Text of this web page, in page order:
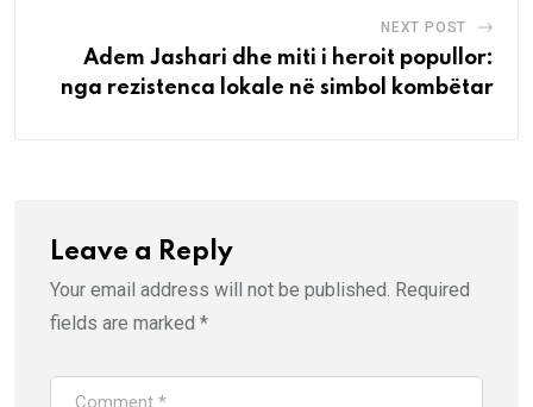
NEXT POST
Adem Jashari dhe miti i heroit popullor:
nga rezistenca lokale në simbol kombëtar
Leave a Reply
Your email address will not be published. Required
fields are marked *